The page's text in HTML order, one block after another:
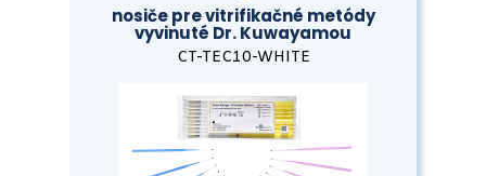
nosiče pre vitrifikačné metódy
vyvinuté Dr. Kuwayamou
CT-TEC10-WHITE